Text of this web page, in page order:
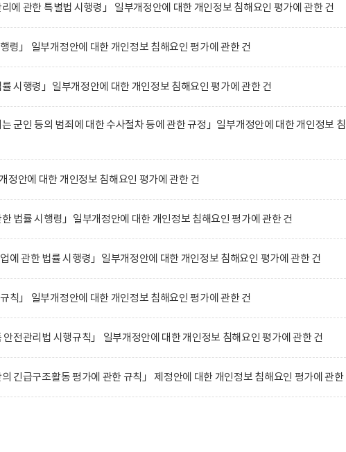
리에 관한 특별법 시행령」 일부개정안에 대한 개인정보 침해요인 평가에 관한 건
령」 일부개정안에 대한 개인정보 침해요인 평가에 관한 건
률 시행령」일부개정안에 대한 개인정보 침해요인 평가에 관한 건
는 군인 등의 범죄에 대한 수사절차 등에 관한 규정」일부개정안에 대한 개인정보
정안에 대한 개인정보 침해요인 평가에 관한 건
한 법률 시행령」일부개정안에 대한 개인정보 침해요인 평가에 관한 건
에 관한 법률 시행령」일부개정안에 대한 개인정보 침해요인 평가에 관한 건
칙」 일부개정안에 대한 개인정보 침해요인 평가에 관한 건
안전관리법 시행규칙」 일부개정안에 대한 개인정보 침해요인 평가에 관한 건
의 긴급구조활동 평가에 관한 규칙」 제정안에 대한 개인정보 침해요인 평가에 관한